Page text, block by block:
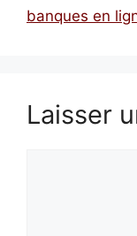
banques en
Laisser